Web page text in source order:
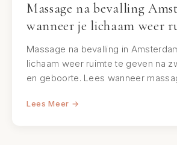
Massage na bevalling
wanneer je lichaam weer
Massage na bevalling in
lichaam weer ruimte te geven na
en geboorte. Lees wanneer
Lees Meer →